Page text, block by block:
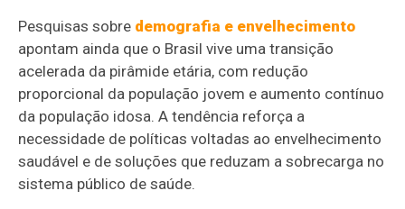
Pesquisas sobre demografia e envelhecimento
apontam ainda que o Brasil vive uma transição
acelerada da pirâmide etária, com redução
proporcional da população jovem e aumento contínuo
da população idosa. A tendência reforça a
necessidade de políticas voltadas ao envelhecimento
saudável e de soluções que reduzam a sobrecarga no
sistema público de saúde.